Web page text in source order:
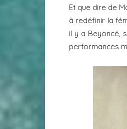
Et que dire de
à redéfinir la
il y a Beyoncé,
performances